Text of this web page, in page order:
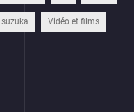
suzuka Vidéo et films